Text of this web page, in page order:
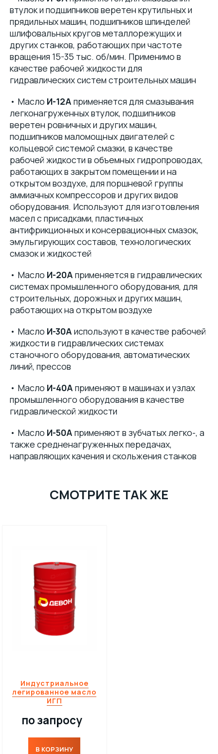
втулок и подшипников веретен крутильных и
прядильных машин, подшипников шпинделей
шлифовальных кругов металлорежущих и
других станков, работающих при частоте
вращения 15-35 тыс. об/мин. Применимо в
качестве рабочей жидкости для
гидравлических систем строительных машин
• Масло И-12А применяется для смазывания
легконагруженных втулок, подшипников
веретен ровничных и других машин,
подшипников маломощных двигателей с
кольцевой системой смазки, в качестве
рабочей жидкости в объемных гидропроводах,
работающих в закрытом помещении и на
открытом воздухе, для поршневой группы
аммиачных компрессоров и других видов
оборудования. Используют для изготовления
масел с присадками, пластичных
антифрикционных и консервационных смазок,
эмульгирующих составов, технологических
смазок и жидкостей
• Масло И-20А применяется в гидравлических
системах промышленного оборудования, для
строительных, дорожных и других машин,
работающих на открытом воздухе
• Масло И-30А используют в качестве рабочей
жидкости в гидравлических системах
станочного оборудования, автоматических
линий, прессов
• Масло И-40А применяют в машинах и узлах
промышленного оборудования в качестве
гидравлической жидкости
• Масло И-50А применяют в зубчатых легко-, а
также средненагруженных передачах,
направляющих качения и скольжения станков
СМОТРИТЕ ТАК ЖЕ
Индустриальное
легированное масло
ИГП
по запросу
В КОРЗИНУ